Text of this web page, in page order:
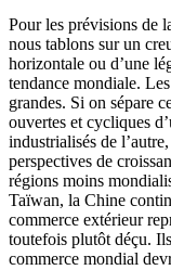
Pour les prévisions de
nous tablons sur un
horizontale ou d’une
tendance mondiale.
grandes. Si on sépare
ouvertes et cycliques
industrialisés de
perspectives de
régions moins
Taïwan, la Chine
commerce extérieur
toutefois plutôt déçu.
commerce mondial